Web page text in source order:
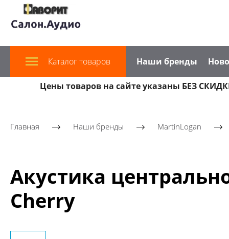
Каталог товаров Наши бренды
Цены товаров на сайте указаны БЕЗ
Главная Наши бренды MartinLogan
Акустика
Cherry